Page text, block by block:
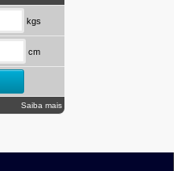
kgs
cm
Saiba mais